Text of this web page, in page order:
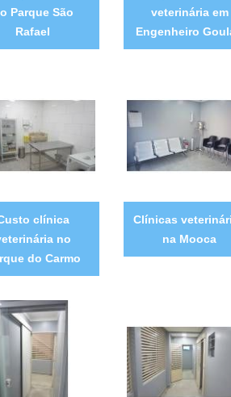
Parque São
Rafael
veterinária em
Engenheiro
clínica
no
do Carmo
Clínicas
na Mooca